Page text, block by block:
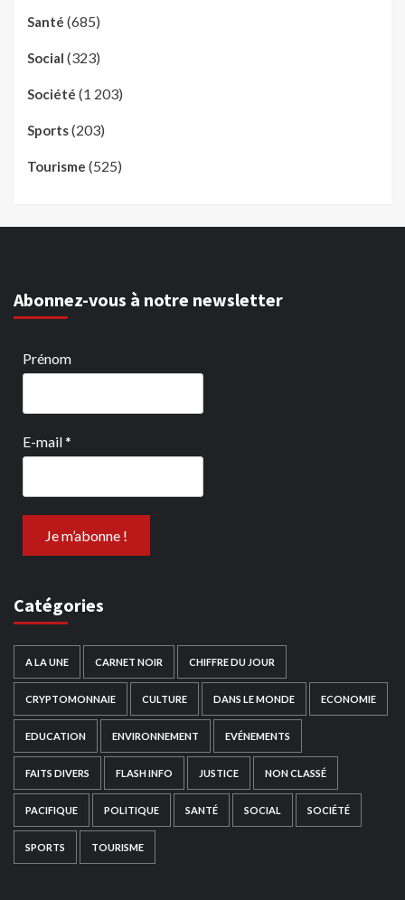
Santé (685)
Social (323)
Société (1 203)
Sports(203)
Tourisme (525)
Abonnez-vous à notre newsletter
Prénom
E-mail*
Catégories
A LA UNE CARNET NOIR CHIFFRE DU JOUR
CRYPTOMONNAIE CULTURE DANS LE MONDE ECONOMIE
EDUCATION ENVIRONNEMENT EVÉNEMENTS
FAITS DIVERS FLASH INFO JUSTICE NON CLASSÉ
PACIFIQUE POLITIQUE SANTÉ SOCIAL SOCIÉTÉ
SPORTS TOURISME